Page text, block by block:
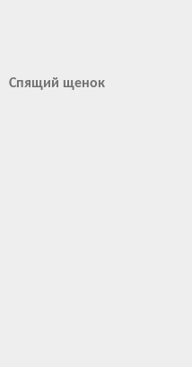
Спящий щенок